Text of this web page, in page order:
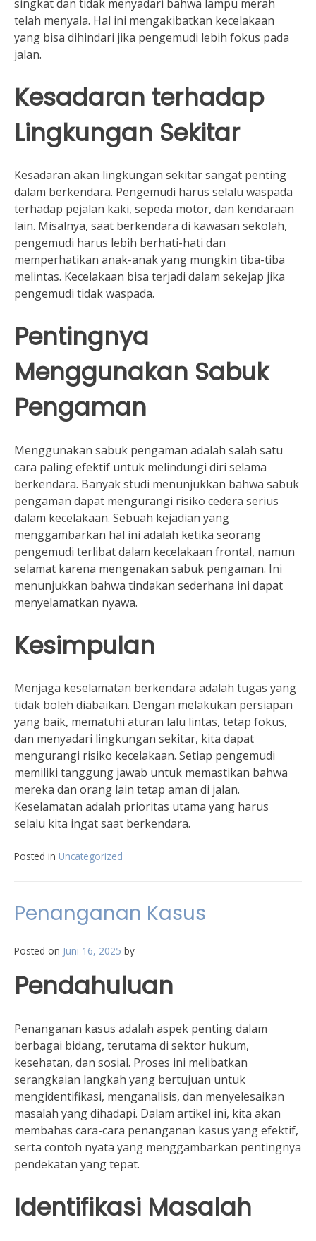
singkat dan tidak menyadari bahwa lampu merah
telah menyala. Hal ini mengakibatkan kecelakaan
yang bisa dihindari jika pengemudi lebih fokus pada
jalan.
Kesadaran terhadap
Lingkungan Sekitar
Kesadaran akan lingkungan sekitar sangat penting
dalam berkendara. Pengemudi harus selalu waspada
terhadap pejalan kaki, sepeda motor, dan kendaraan
lain. Misalnya, saat berkendara di kawasan sekolah,
pengemudi harus lebih berhati-hati dan
memperhatikan anak-anak yang mungkin tiba-tiba
melintas. Kecelakaan bisa terjadi dalam sekejap jika
pengemudi tidak waspada.
Pentingnya
Menggunakan Sabuk
Pengaman
Menggunakan sabuk pengaman adalah salah satu
cara paling efektif untuk melindungi diri selama
berkendara. Banyak studi menunjukkan bahwa sabuk
pengaman dapat mengurangi risiko cedera serius
dalam kecelakaan. Sebuah kejadian yang
menggambarkan hal ini adalah ketika seorang
pengemudi terlibat dalam kecelakaan frontal, namun
selamat karena mengenakan sabuk pengaman. Ini
menunjukkan bahwa tindakan sederhana ini dapat
menyelamatkan nyawa.
Kesimpulan
Menjaga keselamatan berkendara adalah tugas yang
tidak boleh diabaikan. Dengan melakukan persiapan
yang baik, mematuhi aturan lalu lintas, tetap fokus,
dan menyadari lingkungan sekitar, kita dapat
mengurangi risiko kecelakaan. Setiap pengemudi
memiliki tanggung jawab untuk memastikan bahwa
mereka dan orang lain tetap aman di jalan.
Keselamatan adalah prioritas utama yang harus
selalu kita ingat saat berkendara.
Posted in Uncategorized
Penanganan Kasus
Posted on Juni 16, 2025 by
Pendahuluan
Penanganan kasus adalah aspek penting dalam
berbagai bidang, terutama di sektor hukum,
kesehatan, dan sosial. Proses ini melibatkan
serangkaian langkah yang bertujuan untuk
mengidentifikasi, menganalisis, dan menyelesaikan
masalah yang dihadapi. Dalam artikel ini, kita akan
membahas cara-cara penanganan kasus yang efektif,
serta contoh nyata yang menggambarkan pentingnya
pendekatan yang tepat.
Identifikasi Masalah